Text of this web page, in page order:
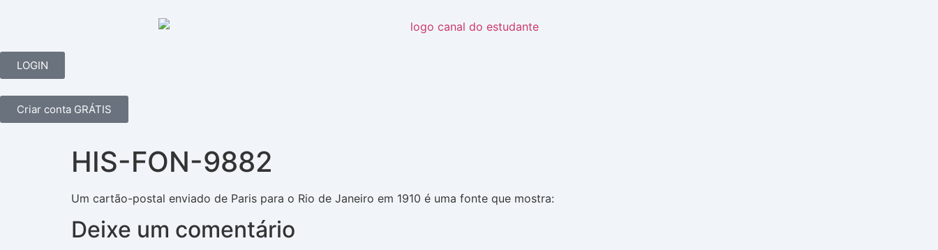
LOGIN
Criar conta GRÁTIS
HIS-FON-9882
Um cartão-postal enviado de Paris para o Rio de Janeiro em 1910 é uma fonte que mostra:
Deixe um comentário